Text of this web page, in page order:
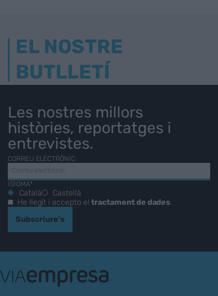
EL NOSTRE
BUTLLETÍ
Les nostres millors
històries, reportatges i
entrevistes.
CORREU ELECTRÒNIC
IDIOMA*
Català
Castellà
He llegit i accepto eltractament de dades.
Subscriure's